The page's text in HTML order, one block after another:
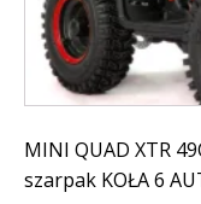
MINI QUAD XTR
szarpak KOŁA 6